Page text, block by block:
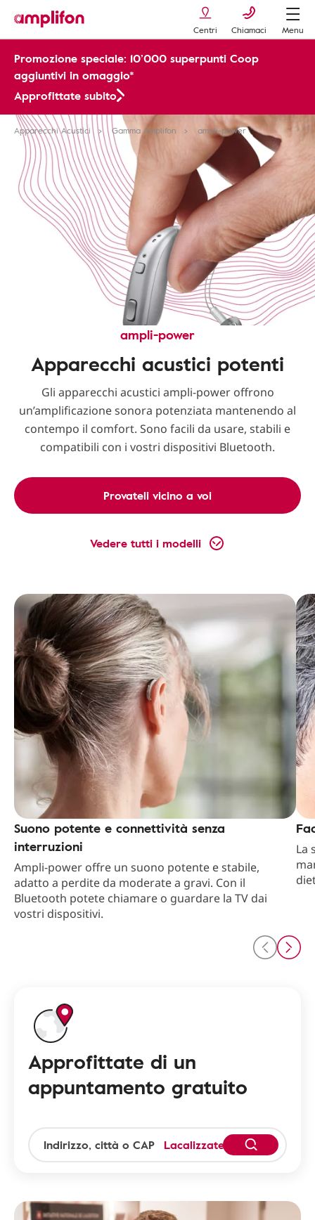
Centri Chiamaci Menu
Promozione speciale: 10’000 superpunti Coop
aggiuntivi in omaggio*
Approfittate subito
Apparecchi Acustici Gamma Amplifon ampli-power
ampli-power
Apparecchi acustici potenti
Gli apparecchi acustici ampli-power offrono
un’amplificazione sonora potenziata mantenendo al
contempo il comfort. Sono facili da usare, stabili e
compatibili con i vostri dispositivi Bluetooth.
Provateli vicino a voi
Vedere tutti i modelli
Suono potente e connettività senza
interruzioni
Ampli-power offre un suono potente e stabile,
adatto a perdite da moderate a gravi. Con il
Bluetooth potete chiamare o guardare la TV dai
vostri dispositivi.
La
Approfittate di un
appuntamento gratuito
Lacalizzatevi